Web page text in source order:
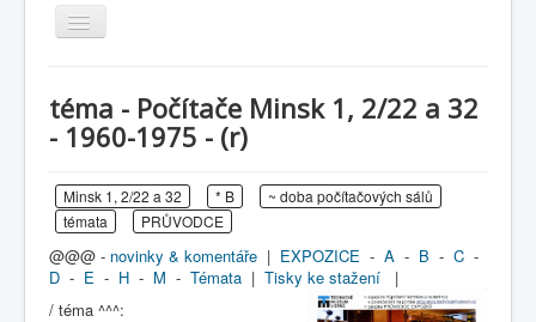
Přepnout
navigaci
Cíle expozice
Současnost SW a IT
Historické počítače
téma - Počítače Minsk 1, 2/22 a 32
- 1960-1975 - (r)
Minsk 1, 2/22 a 32 * B
~ doba počítačových sálů
témata
PRŮVODCE
@@@ - novinky & komentáře | EXPOZICE - A - B - C -
D - E - H - M - Témata | Tisky ke stažení |
/ téma ^^^: